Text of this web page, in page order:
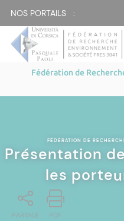
NOS PORTAILS :
Fédération de
FÉDÉRATION DE
Présentation
les
PARTAGE PDF